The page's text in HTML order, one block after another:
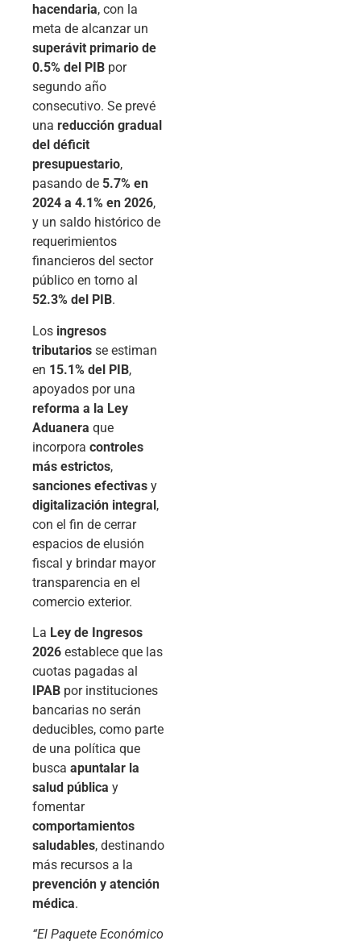
hacendaria, con la
meta de alcanzar un
superávit primario de
0.5% del PIB por
segundo año
consecutivo. Se prevé
una reducción gradual
del déficit
presupuestario,
pasando de 5.7% en
2024 a 4.1% en 2026,
y un saldo histórico de
requerimientos
financieros del sector
público en torno al
52.3% del PIB.
Los ingresos
tributarios se estiman
en 15.1% del PIB,
apoyados por una
reforma a la Ley
Aduanera que
incorpora controles
más estrictos,
sanciones efectivas y
digitalización integral,
con el fin de cerrar
espacios de elusión
fiscal y brindar mayor
transparencia en el
comercio exterior.
La Ley de Ingresos
2026 establece que las
cuotas pagadas al
IPAB por instituciones
bancarias no serán
deducibles, como parte
de una política que
busca apuntalar la
salud pública y
fomentar
comportamientos
saludables, destinando
más recursos a la
prevención y atención
médica.
“El Paquete Económico